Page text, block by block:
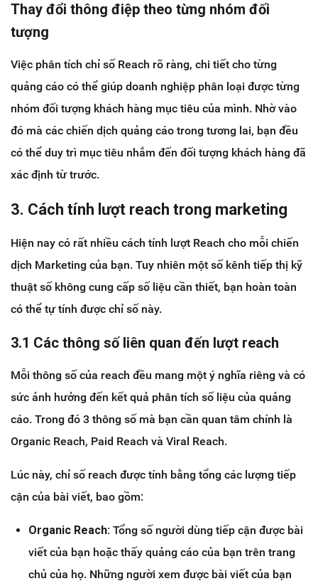
Thay đổi thông điệp theo từng nhóm đối
tượng
Việc phân tích chỉ số Reach rõ ràng, chi tiết cho từng
quảng cáo có thể giúp doanh nghiệp phân loại được từng
nhóm đối tượng khách hàng mục tiêu của mình. Nhờ vào
đó mà các chiến dịch quảng cáo trong tương lai, bạn đều
có thể duy trì mục tiêu nhắm đến đối tượng khách hàng đã
xác định từ trước.
3. Cách tính lượt reach trong marketing
Hiện nay có rất nhiều cách tính lượt Reach cho mỗi chiến
dịch Marketing của bạn. Tuy nhiên một số kênh tiếp thị kỹ
thuật số không cung cấp số liệu cần thiết, bạn hoàn toàn
có thể tự tính được chỉ số này.
3.1 Các thông số liên quan đến lượt reach
Mỗi thông số của reach đều mang một ý nghĩa riêng và có
sức ảnh hưởng đến kết quả phân tích số liệu của quảng
cáo. Trong đó 3 thông số mà bạn cần quan tâm chính là
Organic Reach, Paid Reach và Viral Reach.
Lúc này, chỉ số reach được tính bằng tổng các lượng tiếp
cận của bài viết, bao gồm:
Organic Reach: Tổng số người dùng tiếp cận được bài
viết của bạn hoặc thấy quảng cáo của bạn trên trang
chủ của họ. Những người xem được bài viết của bạn